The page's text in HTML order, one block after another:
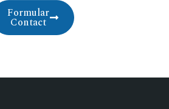
Formular
Contact